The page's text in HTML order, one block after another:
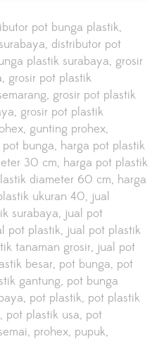
pot bunga plastik
distributor pot
plastik surabaya grosir
grosir pot plastik
grosir pot plastik
grosir pot plastik
gunting prohex
pot bunga harga pot plastik
30 cm harga pot plastik
diameter 60 cm harga
ukuran 40 jual
surabaya jual pot
pot plastik jual pot plastik
tanaman grosir jual pot
besar pot bunga pot
gantung pot bunga
pot plastik pot plastik
pot plastik usa pot
prohex pupuk